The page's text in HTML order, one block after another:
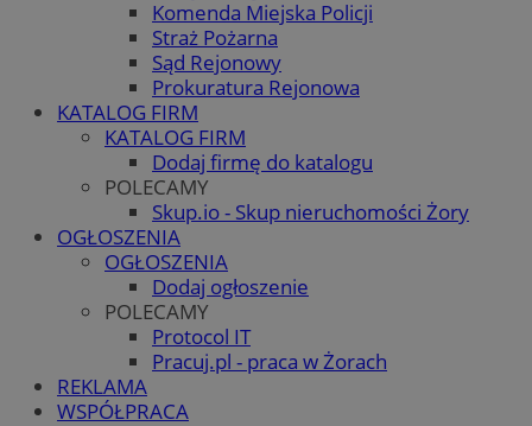
Komenda Miejska Policji
Straż Pożarna
Sąd Rejonowy
Prokuratura Rejonowa
KATALOG FIRM
KATALOG FIRM
Dodaj firmę do katalogu
POLECAMY
Skup.io - Skup nieruchomości Żory
OGŁOSZENIA
OGŁOSZENIA
Dodaj ogłoszenie
POLECAMY
Protocol IT
Pracuj.pl - praca w Żorach
REKLAMA
WSPÓŁPRACA